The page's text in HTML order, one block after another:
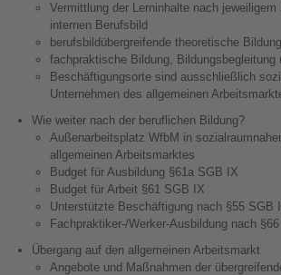
Vermittlung der Lerninhalte nach jeweiligem
internen Berufsbild
berufsbildübergreifende theoretische Bildung
fachpraktische Bildung, Bildungsbegleitung
Beschäftigungsorte sind ausschließlich
Unternehmen des allgemeinen
Wie weiter nach der beruflichen Bildung?
Außenarbeitsplatz WfbM in
allgemeinen Arbeitsmarktes
Budget für Ausbildung §61a SGB IX
Budget für Arbeit §61 SGB IX
Unterstützte Beschäftigung nach §55 SGB
Fachpraktiker-/Werker-Ausbildung nach
Übergang auf den allgemeinen Arbeitsmarkt
Angebote und Maßnahmen der